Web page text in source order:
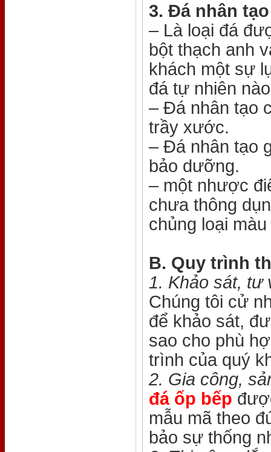
3. Đá nhân
– Là loại đá
bột thạch anh
khách một sự
đá tự nhiên
– Đá nhân tạo
trầy xước.
– Đá nhân tạo
bảo dưỡng.
– một nhược
chưa thông
chủng loại
B. Quy trình
1. Khảo sát, tư
Chúng tôi cử
để khảo sát,
sao cho phù
trình của quý
2. Gia công,
đá ốp bếp
mẫu mã theo
bảo sự thống